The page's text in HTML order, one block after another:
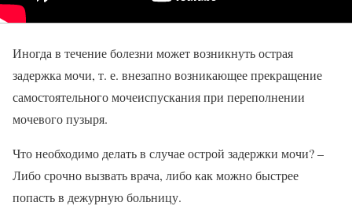
Иногда в течение болезни может возникнуть острая
задержка мочи, т. е. внезапно возникающее прекращение
самостоятельного мочеиспускания при переполнении
мочевого пузыря.
Что необходимо делать в случае острой задержки мочи? –
Либо срочно вызвать врача, либо как можно быстрее
попасть в дежурную больницу.